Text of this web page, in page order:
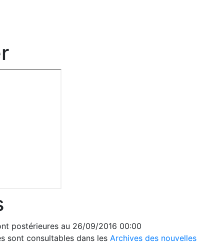
postérieures au 26/09/2016 00:00
sont consultables dans les Archives des nouvelles